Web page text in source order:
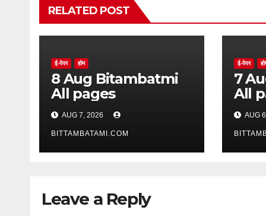
RELATED POST
ई-पेपर होम
8 Aug Bitambatmi
All pages
AUG 7, 2026
BITTAMBATAMI.COM
ई-पेपर
7 Aug
All
AUG
Leave a Reply